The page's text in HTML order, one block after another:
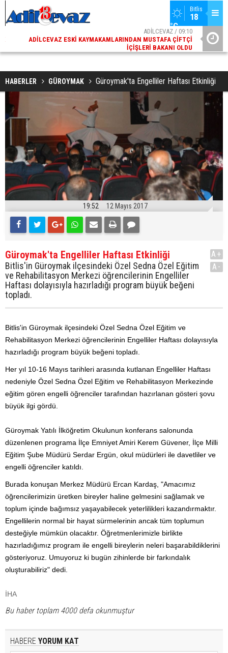
Bitlis
18
°C
ADİLCEVAZ / 09:10
ADILCEVAZ ESKI KAYMAKAMLARINDAN MUSTAFA ÇIFTÇI
İÇIŞLERI BAKANI OLDU
HABERLER GÜROYMAK Güroymak'ta Engelliler Haftası Etkinliği
19:52 12 Mayıs 2017
Güroymak'ta Engelliler Haftası Etkinliği
Bitlis'in Güroymak ilçesindeki Özel Sedna Özel Eğitim
ve Rehabilitasyon Merkezi öğrencilerinin Engelliler
Haftası dolayısıyla hazırladığı program büyük beğeni
topladı.
A+
A-
Bitlis'in Güroymak ilçesindeki Özel Sedna Özel Eğitim ve
Rehabilitasyon Merkezi öğrencilerinin Engelliler Haftası dolayısıyla
hazırladığı program büyük beğeni topladı.
Her yıl 10-16 Mayıs tarihleri arasında kutlanan Engelliler Haftası
nedeniyle Özel Sedna Özel Eğitim ve Rehabilitasyon Merkezinde
eğitim gören engelli öğrenciler tarafından hazırlanan gösteri şovu
büyük ilgi gördü.
Güroymak Yatılı İlköğretim Okulunun konferans salonunda
düzenlenen programa İlçe Emniyet Amiri Kerem Güvener, İlçe Milli
Eğitim Şube Müdürü Serdar Ergün, okul müdürleri ile davetliler ve
engelli öğrenciler katıldı.
Burada konuşan Merkez Müdürü Ercan Kardaş, "Amacımız
öğrencilerimizin üretken bireyler haline gelmesini sağlamak ve
toplum içinde bağımsız yaşayabilecek yeterlilikleri kazandırmaktır.
Engellilerin normal bir hayat sürmelerinin ancak tüm toplumun
desteğiyle mümkün olacaktır. Öğretmenlerimizle birlikte
hazırladığımız program ile engelli bireylerin neleri başarabildiklerini
gösteriyoruz. Umuyoruz ki bugün zihinlerde bir farkındalık
oluşturabiliriz" dedi.
İHA
Bu haber toplam 4000 defa okunmuştur
HABERE YORUM KAT